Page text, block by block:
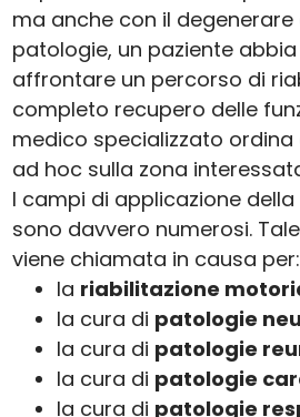
ma anche con il
patologie, un paziente
affrontare un percorso di
completo recupero delle
medico specializzato
ad hoc sulla zona
I campi di applicazione
sono davvero numerosi.
viene chiamata in causa per:
la riabilitazione
la cura di patologie
la cura di patologie
la cura di patologie
la cura di patologie